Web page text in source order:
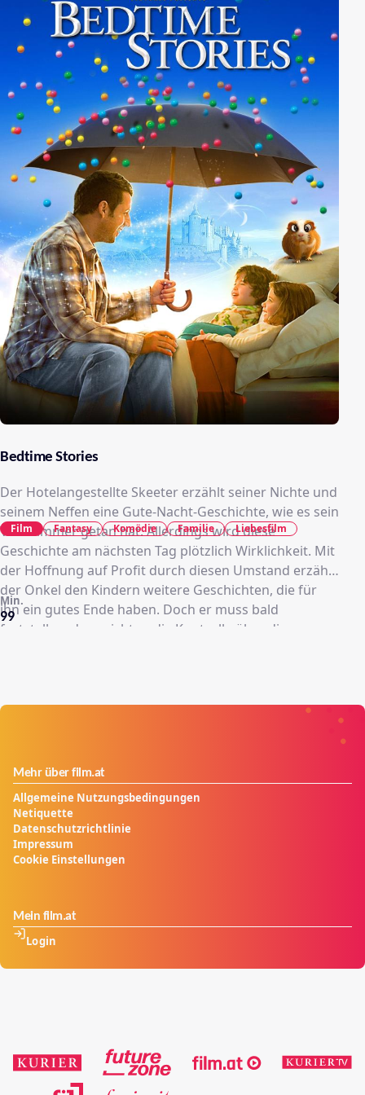
Bedtime Stories
Der Hotelangestellte Skeeter erzählt seiner Nichte und
seinem Neffen eine Gute-Nacht-Geschichte, wie es sein
Vater immer getan hat. Allerdings wird diese
Geschichte am nächsten Tag plötzlich Wirklichkeit. Mit
der Hoffnung auf Profit durch diesen Umstand erzählt
der Onkel den Kindern weitere Geschichten, die für
ihn ein gutes Ende haben. Doch er muss bald
feststellen, dass nicht er die Kontrolle über die
99
Min.
Film Fantasy Komödie Familie Liebesfilm
Mehr über film.at
Allgemeine Nutzungsbedingungen
Netiquette
Datenschutzrichtlinie
Impressum
Cookie Einstellungen
Mein film.at
Login